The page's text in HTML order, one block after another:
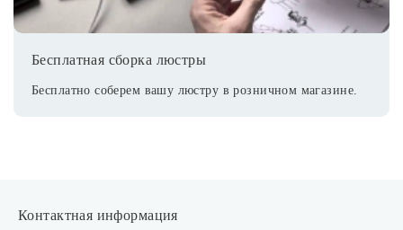
Бесплатная сборка люстры
Бесплатно соберем вашу люстру в розничном магазине.
Контактная информация